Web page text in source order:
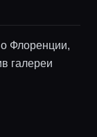
Флоренции,
галереи